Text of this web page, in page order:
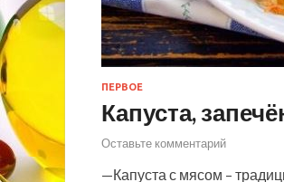
ПЕРВОЕ
Капуста,
Оставьте комментарий
—Капуста с мясом –